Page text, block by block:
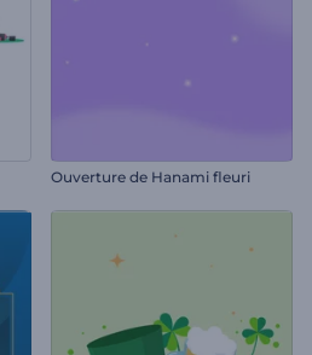
Ouverture de Hanami fleuri